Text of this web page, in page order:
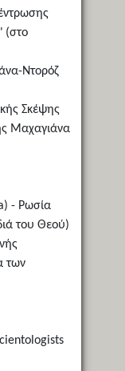
(στο
Ντορόζ
Σκέψης
Μαχαγιάνα
- Ρωσία
του Θεού)
των